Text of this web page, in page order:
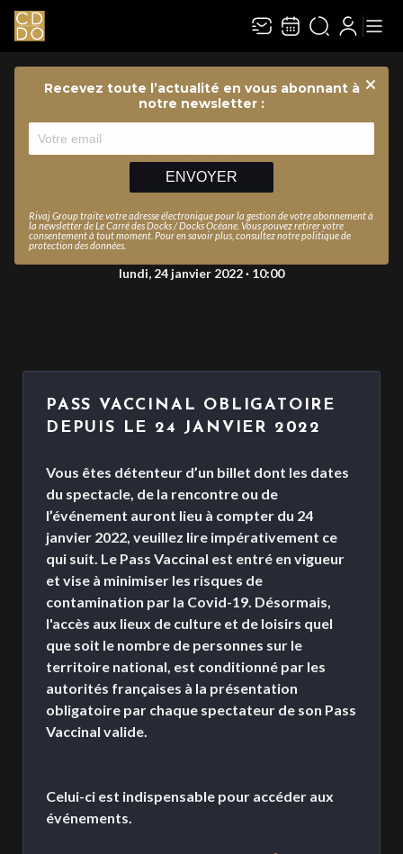
Recevez toute l’actualité en vous abonnant à
notre newsletter :
ENVOYER
Rivaj Group traite votre adresse électronique pour la gestion de votre abonnement à
la newsletter deLe Carré des Docks / Docks Océane . Vous pouvez retirer votre
consentement à tout moment. Pour en savoir plus, consultez notrepolitique de
protection des données
INFOS
SANITAIRES
lundi, 24 janvier 2022 · 10:00
PASS VACCINAL OBLIGATOIRE
DEPUIS LE 24 JANVIER 2022
Vous êtes détenteur d’un billet dont les dates
du spectacle, de la rencontre ou de
l’événement auront lieu à compter du 24
janvier 2022, veuillez lire impérativement ce
qui suit. Le Pass Vaccinal est entré en vigueur
et vise à minimiser les risques de
contamination par la Covid-19. Désormais,
l'accès aux lieux de culture et de loisirs quel
que soit le nombre de personnes sur le
territoire national, est conditionné par les
autorités françaises à la présentation
obligatoire par chaque spectateur de son Pass
Vaccinal valide.
Celui-ci est indispensable pour accéder aux
événements.